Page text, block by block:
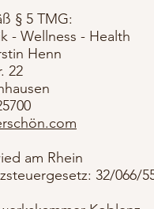
§ 5 TMG:
- Wellness - Health
Henn
22
am Rhein
32/066/